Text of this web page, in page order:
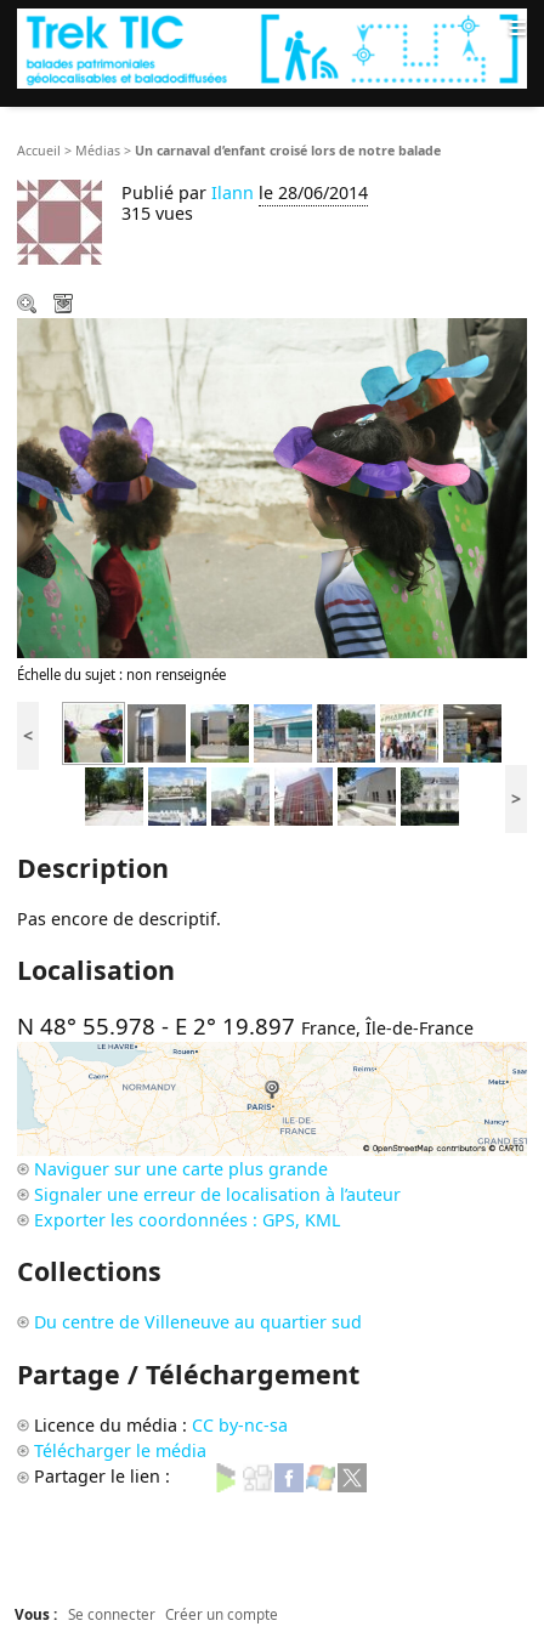
≡
Accueil > Médias > Un carnaval d’enfant croisé lors de notre balade
Publié parIlann le 28/06/2014
315 vues
Échelle du sujet : non renseignée
<
>
Description
Pas encore de descriptif.
Localisation
N 48° 55.978 - E 2° 19.897 France,Île-de-France
Naviguer sur une carte plus grande
Signaler une erreur de localisation à l’auteur
Exporter les coordonnées : GPS, KML
Collections
Du centre de Villeneuve au quartier sud
Partage / Téléchargement
Licence du média : CC by-nc-sa
Télécharger le média
Partager le lien :
Vous : Se connecter Créer un compte